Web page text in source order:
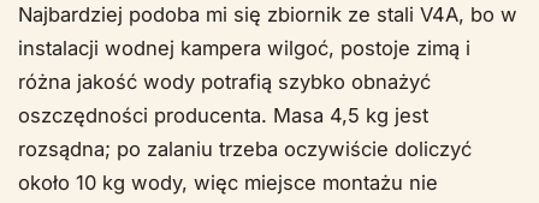
Najbardziej podoba mi się zbiornik ze stali V4A, bo w
instalacji wodnej kampera wilgoć, postoje zimą i
różna jakość wody potrafią szybko obnażyć
oszczędności producenta. Masa 4,5 kg jest
rozsądna; po zalaniu trzeba oczywiście doliczyć
około 10 kg wody, więc miejsce montażu nie